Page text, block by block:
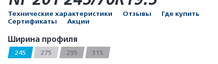
Технические характеристики Отзывы
Где купить
Сертификаты
Акции
Ширина профиля
245 275 295 315